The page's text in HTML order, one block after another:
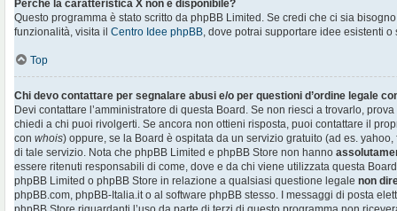
Perché la caratteristica X non è disponibile?
Questo programma è stato scritto da phpBB Limited. Se credi che ci sia
funzionalità, visita il Centro Idee phpBB, dove potrai supportare idee esistenti
Top
Chi devo contattare per segnalare abusi e/o per questioni d’ordine legale
Devi contattare l’amministratore di questa Board. Se non riesci a trovarlo,
chiedi a chi puoi rivolgerti. Se ancora non ottieni risposta, puoi contattare il
con whois) oppure, se la Board è ospitata da un servizio gratuito (ad es. yahoo,
di tale servizio. Nota che phpBB Limited e phpBB Store non hanno
essere ritenuti responsabili di come, dove e da chi viene utilizzata questa
phpBB Limited o phpBB Store in relazione a qualsiasi questione legale non
phpBB.com, phpBB-Italia.it o al software phpBB stesso. I messaggi di posta